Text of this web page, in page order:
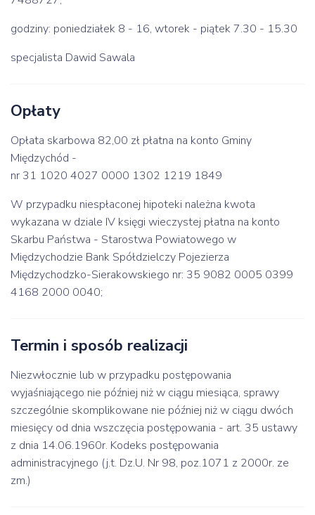
godziny: poniedziałek 8 - 16, wtorek - piątek 7.30 - 15.30
specjalista Dawid Sawala
Opłaty
Opłata skarbowa 82,00 zł płatna na konto Gminy
Międzychód -
nr 31 1020 4027 0000 1302 1219 1849
W przypadku niespłaconej hipoteki należna kwota
wykazana w dziale IV księgi wieczystej płatna na konto
Skarbu Państwa - Starostwa Powiatowego w
Międzychodzie Bank Spółdzielczy Pojezierza
Międzychodzko-Sierakowskiego nr: 35 9082 0005 0399
4168 2000 0040;
Termin i sposób realizacji
Niezwłocznie lub w przypadku postępowania
wyjaśniającego nie później niż w ciągu miesiąca, sprawy
szczególnie skomplikowane nie później niż w ciągu dwóch
miesięcy od dnia wszczęcia postępowania - art. 35 ustawy
z dnia 14.06.1960r. Kodeks postępowania
administracyjnego (j.t. Dz.U. Nr 98, poz.1071 z 2000r. ze
zm.)